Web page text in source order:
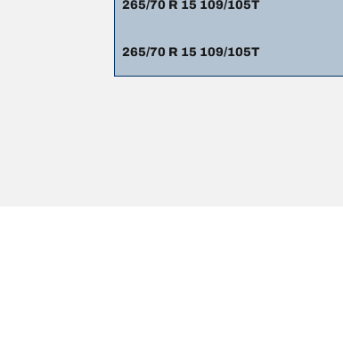
265/70 R 15 109/105T
265/70 R 15 109/105T